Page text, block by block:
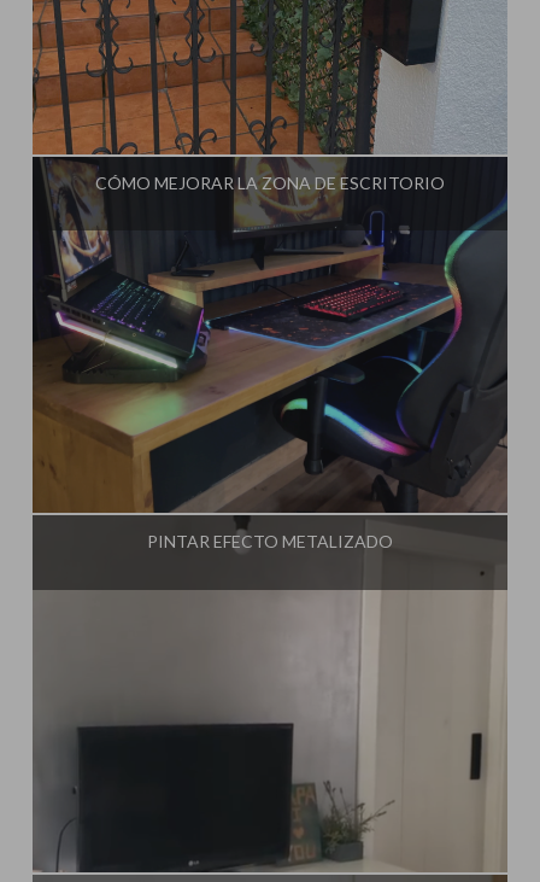
Influencer:Steffido
CÓMO MEJORAR LA ZONA DE ESCRITORIO
Influencer:
PINTAR EFECTO METALIZADO
Steffido